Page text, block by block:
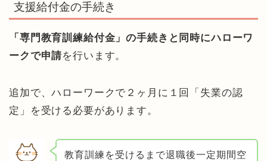
支援給付金の手続き
「専門教育訓練給付金」の手続きと同時にハローワ
ークで申請を行います。
追加で、ハローワークで２ヶ月に１回「失業の認
定」を受ける必要があります。
教育訓練を受けるまで退職後一定期間空